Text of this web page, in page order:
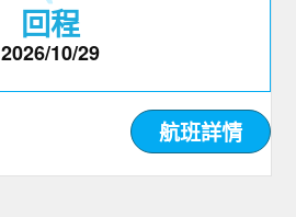
回程
2026/10/29
航班詳情